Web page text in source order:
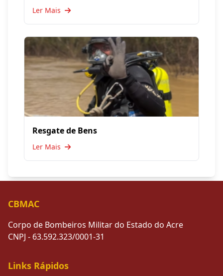
Ler Mais
Resgate de Bens
Ler Mais
CBMAC
Corpo de Bombeiros Militar do Estado do Acre
CNPJ - 63.592.323/0001-31
Links Rápidos